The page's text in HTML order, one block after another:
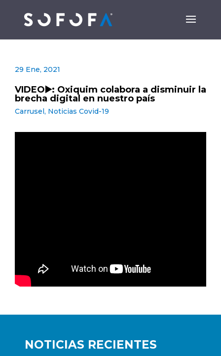
NOTICIAS RECIENTES
29 Ene, 2021
VIDEO▶️: Oxiquim colabora a disminuir la
brecha digital en nuestro país
Carrusel, Noticias Covid-19